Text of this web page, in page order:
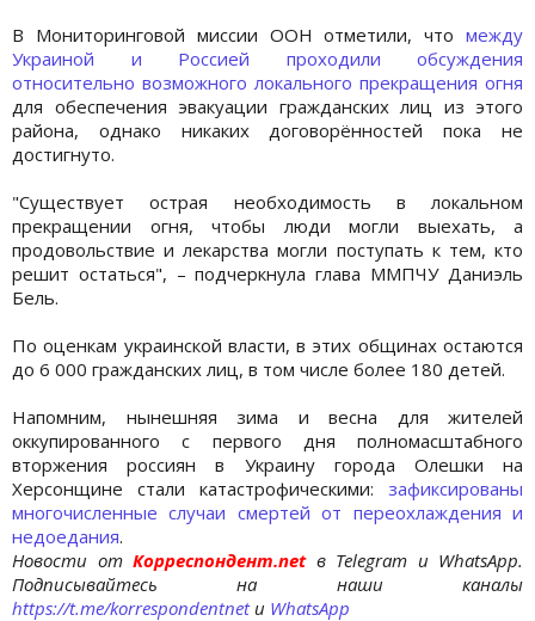
В Мониторинговой миссии ООН отметили, что между
Украиной и Россией проходили обсуждения
относительно возможного локального прекращения огня
для обеспечения эвакуации гражданских лиц из этого
района, однако никаких договорённостей пока не
достигнуто.
"Существует острая необходимость в локальном
прекращении огня, чтобы люди могли выехать, а
продовольствие и лекарства могли поступать к тем, кто
решит остаться", – подчеркнула глава ММПЧУ Даниэль
Бель.
По оценкам украинской власти, в этих общинах остаются
до 6 000 гражданских лиц, в том числе более 180 детей.
Напомним, нынешняя зима и весна для жителей
оккупированного с первого дня полномасштабного
вторжения россиян в Украину города Олешки на
Херсонщине стали катастрофическими: зафиксированы
многочисленные случаи смертей от переохлаждения и
недоедания.
Новости отКорреспондент.net в Telegram и WhatsApp.
Подписывайтесь на наши каналы
https://t.me/korrespondentnetи WhatsApp